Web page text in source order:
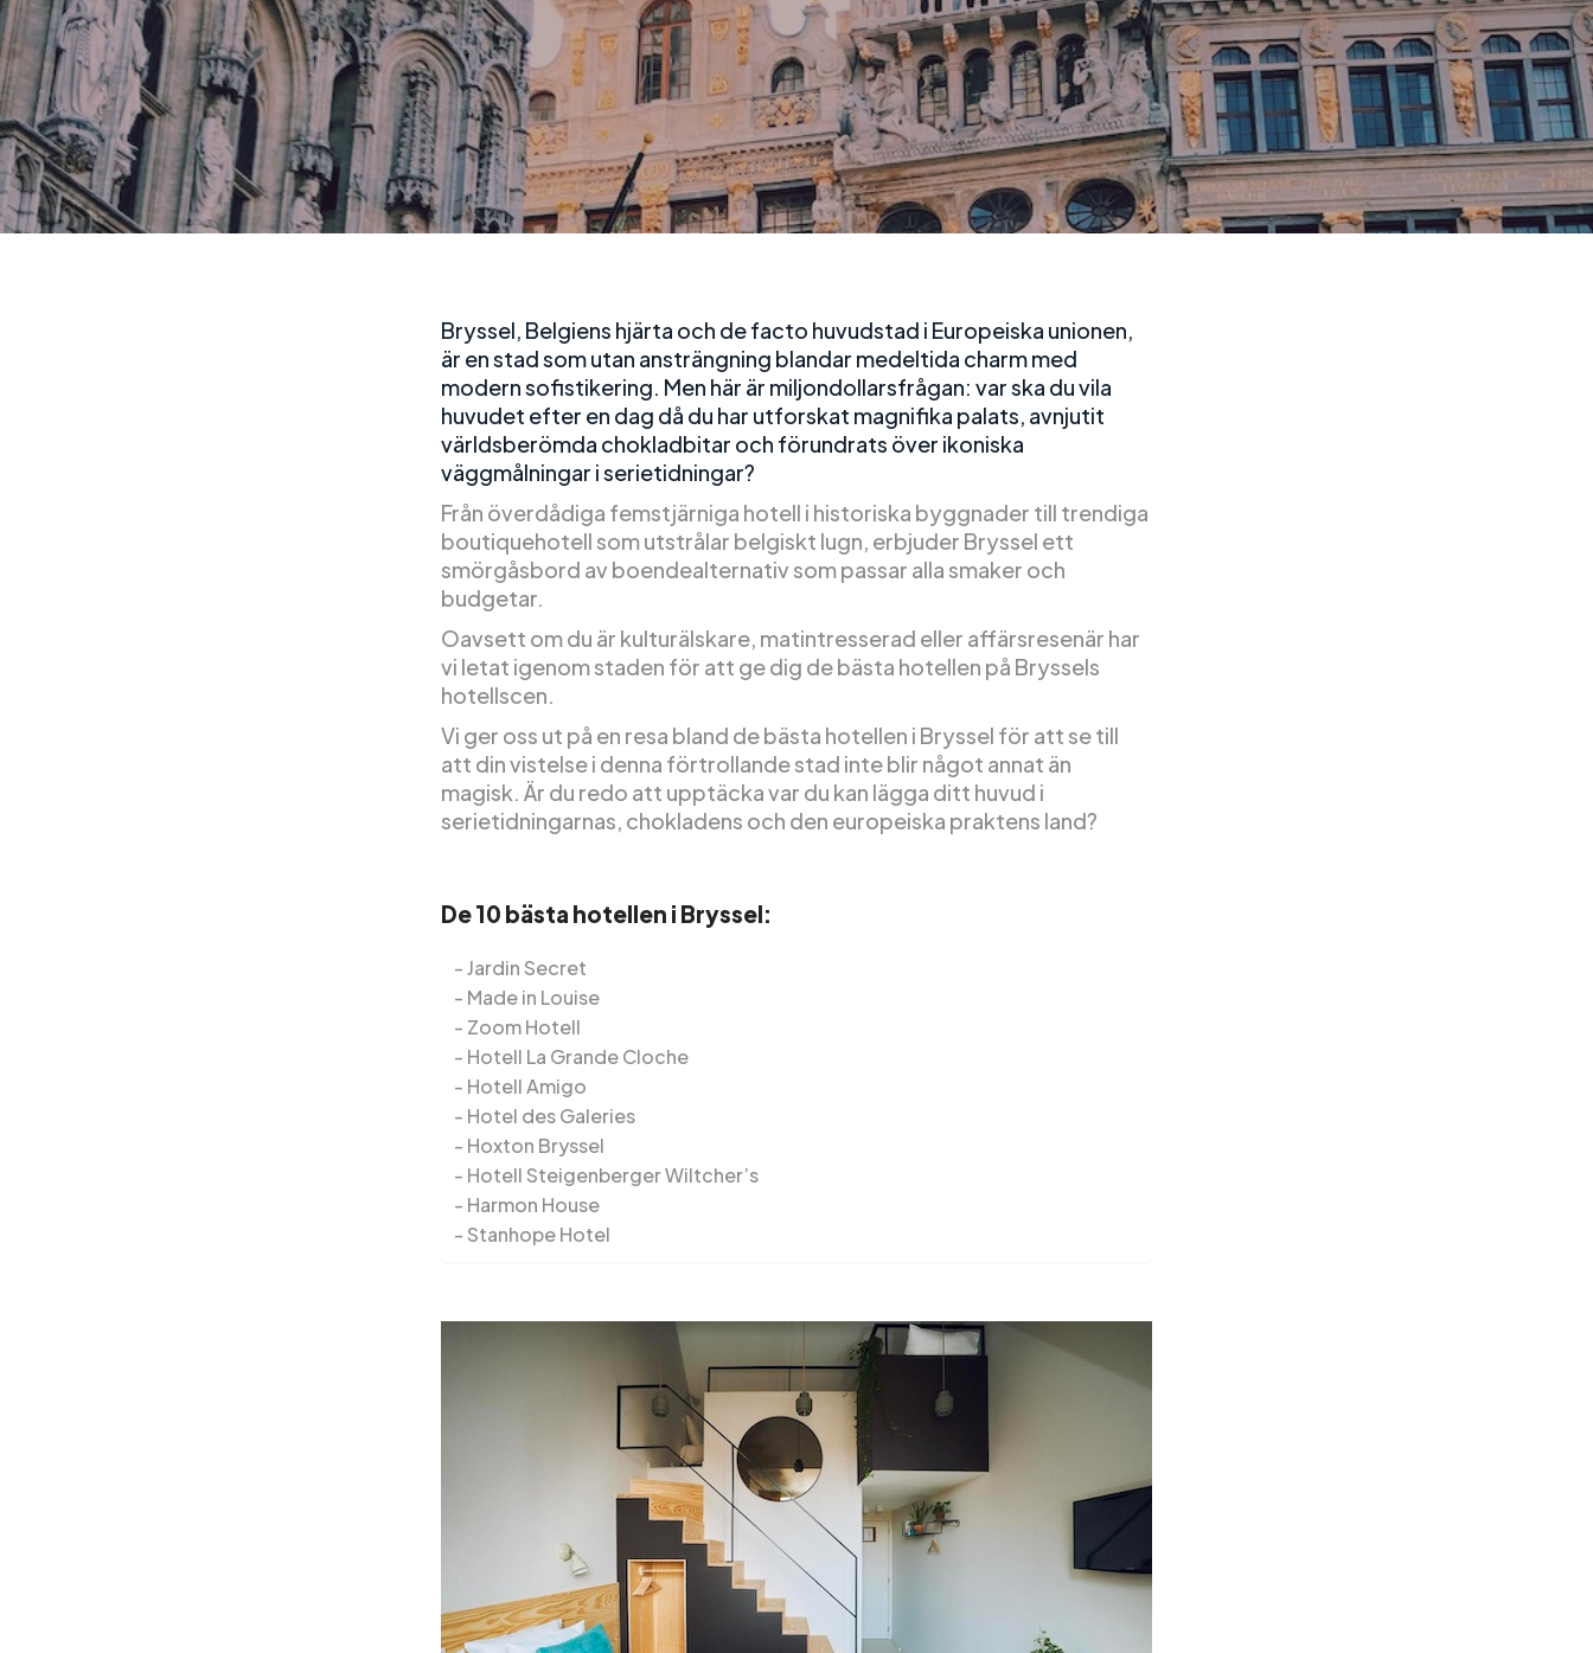
Bryssel, Belgiens hjärta och de facto huvudstad i Europeiska unionen,
är en stad som utan ansträngning blandar medeltida charm med
modern sofistikering. Men här är miljondollarsfrågan: var ska du vila
huvudet efter en dag då du har utforskat magnifika palats, avnjutit
världsberömda chokladbitar och förundrats över ikoniska
väggmålningar i serietidningar?
Från överdådiga femstjärniga hotell i historiska byggnader till trendiga
boutiquehotell som utstrålar belgiskt lugn, erbjuder Bryssel ett
smörgåsbord av boendealternativ som passar alla smaker och
budgetar.
Oavsett om du är kulturälskare, matintresserad eller affärsresenär har
vi letat igenom staden för att ge dig de bästa hotellen på Bryssels
hotellscen.
Vi ger oss ut på en resa bland de bästa hotellen i Bryssel för att se till
att din vistelse i denna förtrollande stad inte blir något annat än
magisk. Är du redo att upptäcka var du kan lägga ditt huvud i
serietidningarnas, chokladens och den europeiska praktens land?
De 10 bästa hotellen i Bryssel:
Jardin Secret
Made in Louise
Zoom Hotell
Hotell La Grande Cloche
Hotell Amigo
Hotel des Galeries
Hoxton Bryssel
Hotell Steigenberger Wiltcher’s
Harmon House
Stanhope Hotel